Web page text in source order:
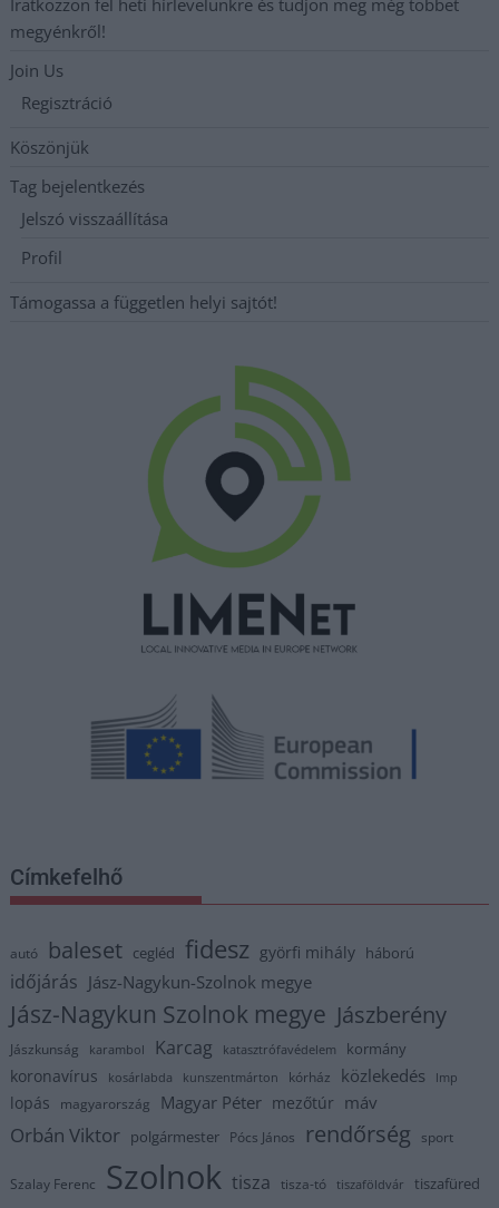
megyénkről!
Join Us
Regisztráció
Köszönjük
Tag bejelentkezés
Jelszó visszaállítása
Profil
Támogassa a független helyi sajtót!
Címkefelhő
autó baleset cegléd fidesz györfi mihály háború
időjárás Jász-Nagykun-Szolnok megye
Jász-Nagykun Szolnok megye Jászberény
Jászkunság karambol Karcag katasztrófavédelem kormány
koronavírus kosárlabda kunszentmárton kórház közlekedés lmp
lopás magyarország Magyar Péter mezőtúr máv
Orbán Viktor polgármester Pócs János rendőrség sport
Szalay Ferenc Szolnok tisza tisza-tó tiszaföldvár tiszafüred